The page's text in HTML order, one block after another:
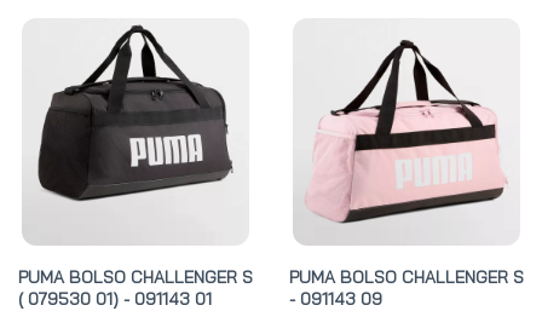
PUMA BOLSO CHALLENGER S
( 079530 01) - 091143 01
PUMA BOLSO CHALLENGER S
- 091143 09